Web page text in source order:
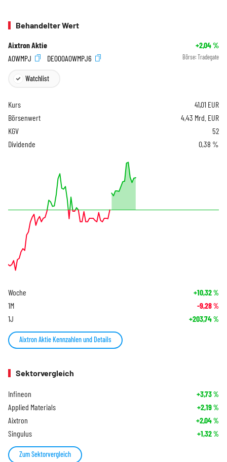
Behandelter Wert
Aixtron Aktie +2,04%
A0WMPJ
DE000A0WMPJ6 Börse: Tradegate
Watchlist
Kurs 41,01 EUR
Börsenwert
4,43 Mrd. EUR
KGV
52
Dividende
0,38 %
Woche +10,32%
1M -9,28%
1J +203,74%
Aixtron Aktie Kennzahlen und Details
Sektorvergleich
Infineon +3,73%
Applied Materials +2,19%
Aixtron +2,04%
Singulus +1,32%
Zum Sektorvergleich